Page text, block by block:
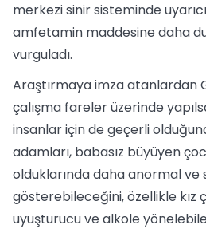
merkezi sinir sisteminde
amfetamin maddesine daha
vurguladı.
Araştırmaya imza atanlardan
çalışma fareler üzerinde
insanlar için de geçerli
adamları, babasız büyüyen
olduklarında daha anormal ve
gösterebileceğini, özellikle kız
uyuşturucu ve alkole